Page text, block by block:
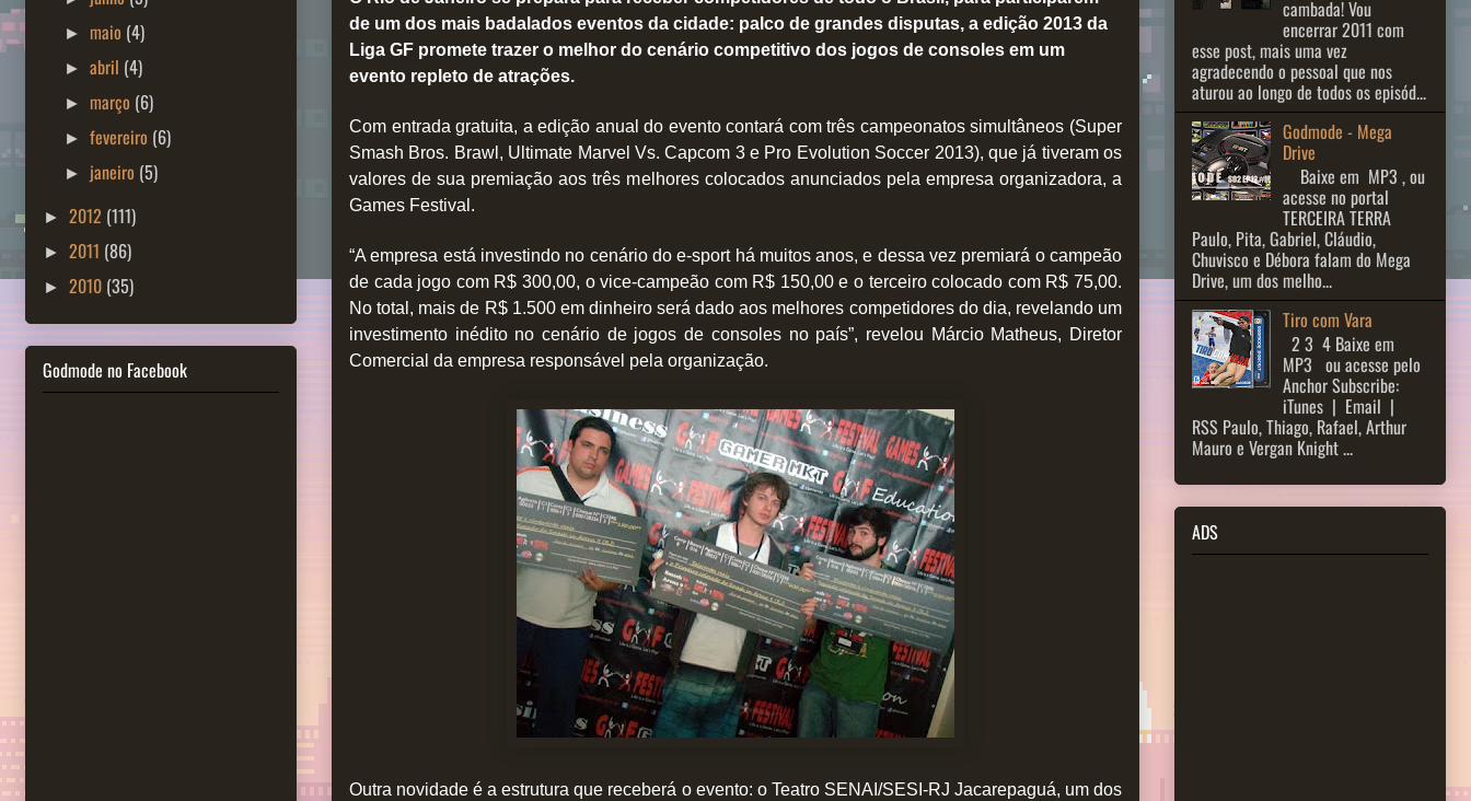
de um dos mais badalados eventos da cidade: palco de grandes disputas, a edição 2013 da
Liga GF promete trazer o melhor do cenário competitivo dos jogos de consoles em um
evento repleto de atrações.
Com entrada gratuita, a edição anual do evento contará com três campeonatos simultâneos (Super
Smash Bros. Brawl, Ultimate Marvel Vs. Capcom 3 e Pro Evolution Soccer 2013), que já tiveram os
valores de sua premiação aos três melhores colocados anunciados pela empresa organizadora, a
Games Festival.
“A empresa está investindo no cenário do e-sport há muitos anos, e dessa vez premiará o campeão
de cada jogo com R$ 300,00, o vice-campeão com R$ 150,00 e o terceiro colocado com R$ 75,00.
No total, mais de R$ 1.500 em dinheiro será dado aos melhores competidores do dia, revelando um
investimento inédito no cenário de jogos de consoles no país”, revelou Márcio Matheus, Diretor
Comercial da empresa responsável pela organização.
Outra novidade é a estrutura que receberá o evento: o Teatro SENAI/SESI-RJ Jacarepaguá, um dos
► maio (4)
►abril (4)
► março (6)
►fevereiro (6)
► janeiro (5)
► 2012 (111)
► 2011 (86)
► 2010 (35)
Godmode no Facebook
cambada! Vou
encerrar 2011 com
esse post, mais uma vez
agradecendo o pessoal que nos
aturou ao longo de todos os episód...
Godmode - Mega
Drive
Baixe em MP3 , ou
acesse no portal
TERCEIRA TERRA
Paulo, Pita, Gabriel, Cláudio,
Chuvisco e Débora falam do Mega
Drive, um dos melho...
Tiro com Vara
2 3 ​ 4 Baixe em
MP3 ou acesse pelo
Anchor Subscribe:
iTunes | Email |
RSS Paulo, Thiago, Rafael, Arthur
Mauro e Vergan Knight ...
ADS